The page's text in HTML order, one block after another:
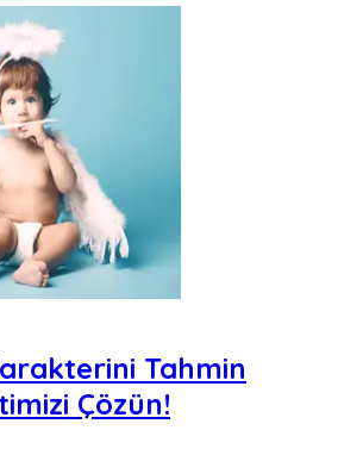
Tahmin
Çözün!